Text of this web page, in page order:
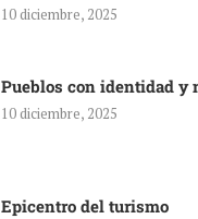
10 diciembre, 2025
Pueblos con identidad y
10 diciembre, 2025
Epicentro del turismo